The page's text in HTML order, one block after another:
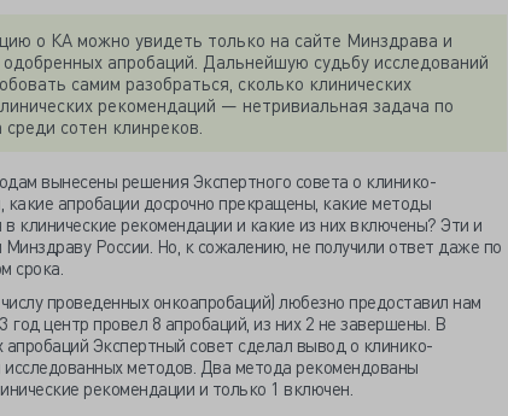
о КА можно увидеть только на сайте Минздрава и
апробаций. Дальнейшую судьбу исследований
самим разобраться, сколько клинических
рекомендаций — нетривиальная задача по
сотен клинреков.
вынесены решения Экспертного совета о клинико-
какие апробации досрочно прекращены, какие методы
клинические рекомендации и какие из них включены? Эти и
России. Но, к сожалению, не получили ответ даже по
срока.
проведенных онкоапробаций) любезно предоставил нам
год центр провел 8 апробаций, из них 2 не завершены. В
Экспертный совет сделал вывод о клинико-
методов. Два метода рекомендованы
рекомендации и только 1 включен.